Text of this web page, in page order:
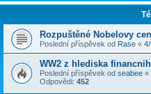
Rozpuštěné Nobelovy
Poslední příspěvek od Rase «
WW2 z hlediska
Poslední příspěvek od seabee «
Odpovědi: 452